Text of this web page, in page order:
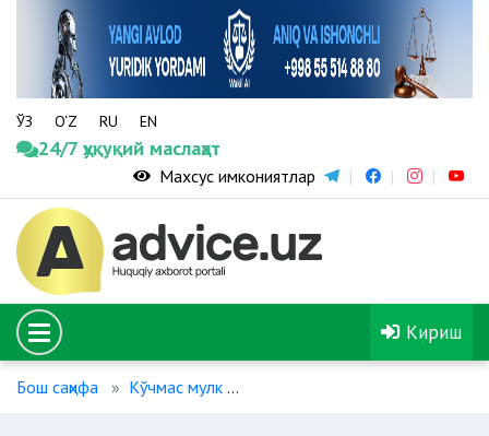
ЎЗ O‘Z RU EN
24/7 ҳуқуқий маслаҳат
Махсус имкониятлар
Кириш
Бош саҳифа Кўчмас мулк